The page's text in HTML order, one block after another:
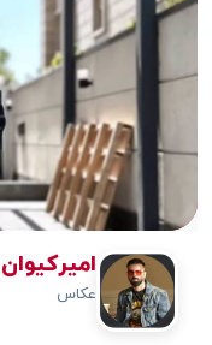
امیرکیوان Amir keivan
عکاس